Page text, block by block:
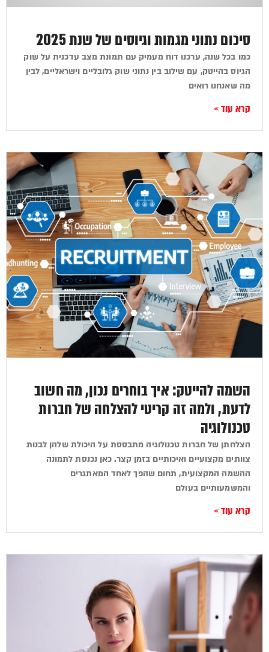
סיכום נתוני מגמות וגיוסים של שנת 2025
כמו בכל שנה, ערכנו דוח מעמיק עם תמונת מצב עדכנית על שוק
הגיוס בהייטק, עם שילוב בין נתוני שוק גלובליים וישראליים, לבין
מה שאנחנו רואים
קרא עוד »
השמה להייטק: איך בוחרים נכון, מה חשוב
לדעת, ולמה זה קריטי להצלחה של חברות
טכנולוגיה
הצלחתן של חברות טכנולוגיה מתבססת על היכולת שלהן לבנות
צוותים מקצועיים ואיכותיים בזמן קצר. כאן נכנסת לתמונה
ההשמה המקצועית, תחום שהפך לאחד המאתגרים
והמשמעותיים בעולם
קרא עוד »